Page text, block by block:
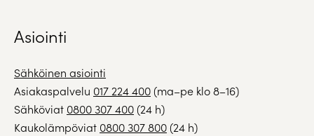
Asiointi
Sähköinen asiointi
Asiakaspalvelu 017 224 400(ma–pe klo 8–16)
Sähköviat 0800 307 400(24 h)
Kaukolämpöviat 0800 307 800(24 h)